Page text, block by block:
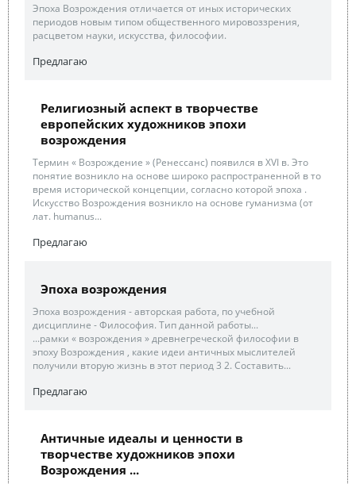
Эпоха Возрождения отличается от иных исторических
периодов новым типом общественного мировоззрения,
расцветом науки, искусства, философии.
Предлагаю
Религиозный аспект в творчестве
европейских художников эпохи
возрождения
Термин « Возрождение » (Ренессанс) появился в XVI в. Это
понятие возникло на основе широко распространенной в то
время исторической концепции, согласно которой эпоха .
Искусство Возрождения возникло на основе гуманизма (от
лат. humanus...
Предлагаю
Эпоха возрождения
Эпоха возрождения - авторская работа, по учебной
дисциплине - Философия. Тип данной работы...
...рамки « возрождения » древнегреческой философии в
эпоху Возрождения , какие идеи античных мыслителей
получили вторую жизнь в этот период 3 2. Составить...
Предлагаю
Античные идеалы и ценности в
творчестве художников эпохи
Возрождения ...